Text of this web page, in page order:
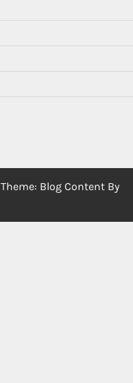
Theme: Blog Content By